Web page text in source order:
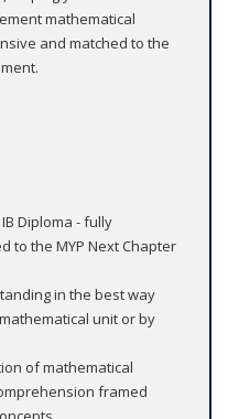
mathematical
and matched to the
Diploma - fully
to the MYP Next Chapter
in the best way
unit or by
of mathematical
framed